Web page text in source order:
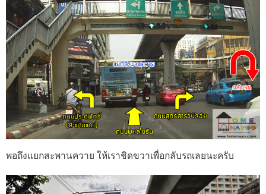
พอถึงแยกสะพานควาย ให้เราชิดขวาเพื่อกลับรถเลยนะครับ